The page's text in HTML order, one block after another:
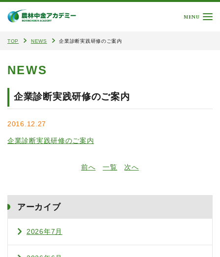
MENU
TOP NEWS 企業診断実践研修のご案内
NEWS
企業診断実践研修のご案内
2016.12.27
企業診断実践研修のご案内
前へ 一覧 次へ
アーカイブ
2026年7月